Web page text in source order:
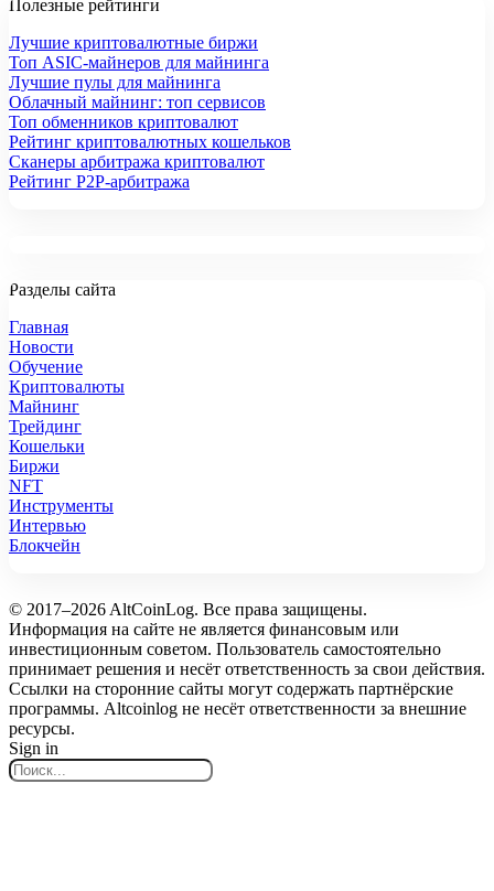
Полезные рейтинги
Лучшие криптовалютные биржи
Топ ASIC-майнеров для майнинга
Лучшие пулы для майнинга
Облачный майнинг: топ сервисов
Топ обменников криптовалют
Рейтинг криптовалютных кошельков
Сканеры арбитража криптовалют
Рейтинг P2P-арбитража
Разделы сайта
Главная
Новости
Обучение
Криптовалюты
Майнинг
Трейдинг
Кошельки
Биржи
NFT
Инструменты
Интервью
Блокчейн
© 2017–2026 AltCoinLog. Все права защищены.
Информация на сайте не является финансовым или
инвестиционным советом. Пользователь самостоятельно
принимает решения и несёт ответственность за свои действия.
Ссылки на сторонние сайты могут содержать партнёрские
программы. Altcoinlog не несёт ответственности за внешние
ресурсы.
Sign in